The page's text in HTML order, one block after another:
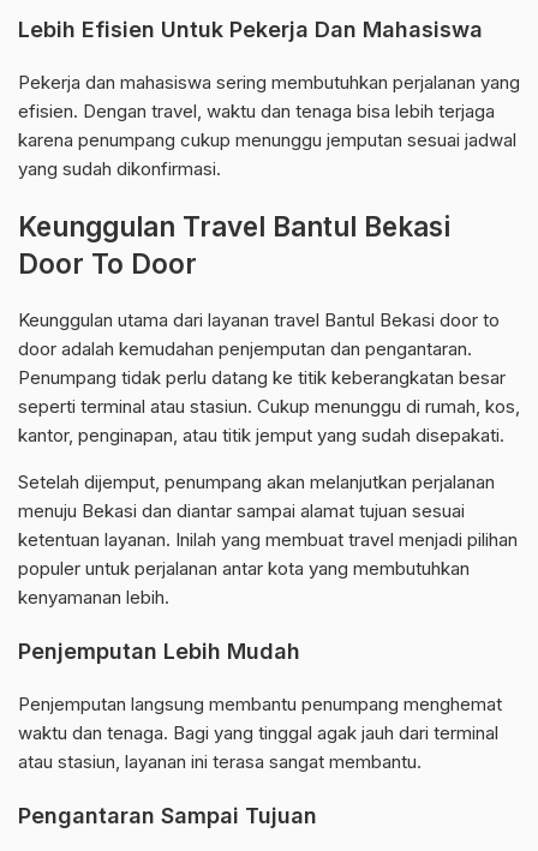
Lebih Efisien Untuk Pekerja Dan Mahasiswa
Pekerja dan mahasiswa sering membutuhkan perjalanan yang
efisien. Dengan travel, waktu dan tenaga bisa lebih terjaga
karena penumpang cukup menunggu jemputan sesuai jadwal
yang sudah dikonfirmasi.
Keunggulan Travel Bantul Bekasi
Door To Door
Keunggulan utama dari layanan travel Bantul Bekasi door to
door adalah kemudahan penjemputan dan pengantaran.
Penumpang tidak perlu datang ke titik keberangkatan besar
seperti terminal atau stasiun. Cukup menunggu di rumah, kos,
kantor, penginapan, atau titik jemput yang sudah disepakati.
Setelah dijemput, penumpang akan melanjutkan perjalanan
menuju Bekasi dan diantar sampai alamat tujuan sesuai
ketentuan layanan. Inilah yang membuat travel menjadi pilihan
populer untuk perjalanan antar kota yang membutuhkan
kenyamanan lebih.
Penjemputan Lebih Mudah
Penjemputan langsung membantu penumpang menghemat
waktu dan tenaga. Bagi yang tinggal agak jauh dari terminal
atau stasiun, layanan ini terasa sangat membantu.
Pengantaran Sampai Tujuan